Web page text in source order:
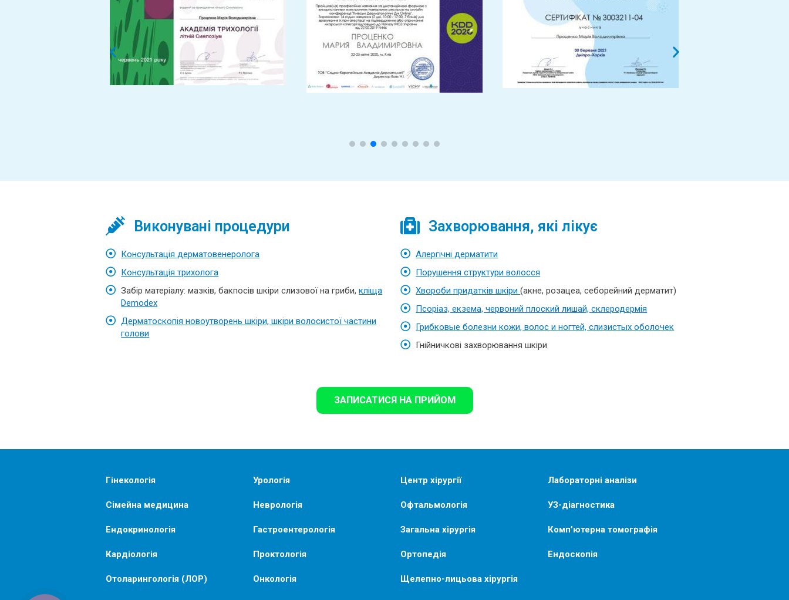
Виконувані процедури
Консультація дерматовенеролога
Консультація трихолога
Забір матеріалу: мазків, бакпосів шкіри слизової на гриби,кліща
Demodex
Дерматоскопія новоутворень шкіри, шкіри волосистої частини
голови
Захворювання, які лікує
Алергічні дерматити
Порушення структури волосся
Хвороби придатків шкіри(акне, розацеа, себорейний дерматит)
Псоріаз, екзема, червоний плоский лишай, склеродермія
Грибковые болезни кожи, волос и ногтей, слизистых оболочек
Гнійничкові захворювання шкіри
ЗАПИСАТИСЯ НА ПРИЙОМ
Гінекологія
Сімейна медицина
Ендокринологія
Кардіологія
Отоларингологія (ЛОР)
Урологія
Неврологія
Гастроентерологія
Проктологія
Онкологія
Центр хірургії
Офтальмологія
Загальна хірургія
Ортопедія
Щелепно-лицьова хірургія
Лабораторні аналізи
УЗ-діагностика
Комп’ютерна томографія
Ендоскопія